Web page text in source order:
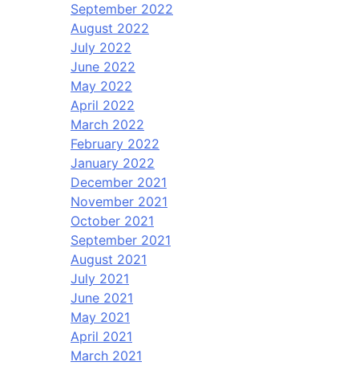
September 2022
August 2022
July 2022
June 2022
May 2022
April 2022
March 2022
February 2022
January 2022
December 2021
November 2021
October 2021
September 2021
August 2021
July 2021
June 2021
May 2021
April 2021
March 2021